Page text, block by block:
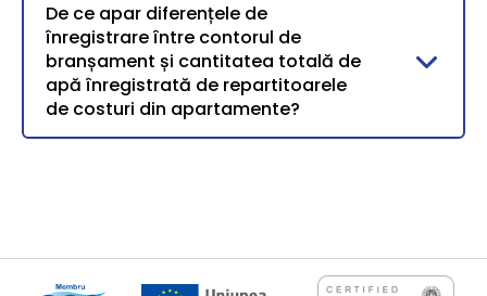
De ce apar diferențele de
înregistrare între contorul de
branșament și cantitatea totală de
apă înregistrată de repartitoarele
de costuri din apartamente?